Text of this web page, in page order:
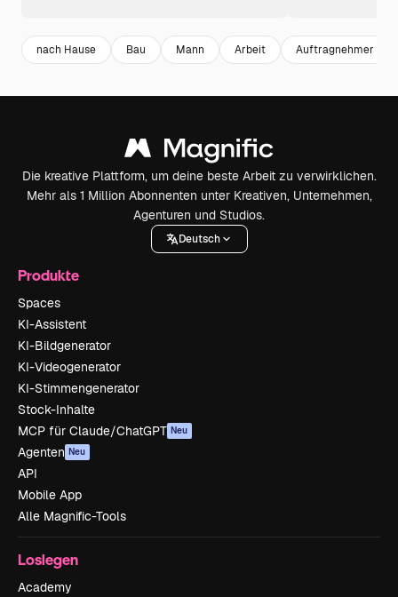
nach Hause Bau Mann Arbeit Auftragnehmer
Die kreative Plattform, um deine beste Arbeit zu verwirklichen.
Mehr als 1 Million Abonnenten unter Kreativen, Unternehmen,
Agenturen und Studios.
Deutsch
Produkte
Spaces
KI-Assistent
KI-Bildgenerator
KI-Videogenerator
KI-Stimmengenerator
Stock-Inhalte
MCP für Claude/ChatGPT Neu
Agenten Neu
API
Mobile App
Alle Magnific-Tools
Loslegen
Academy